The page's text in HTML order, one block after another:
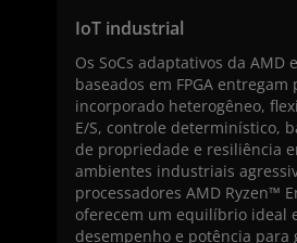
IoT industrial
Os SoCs adaptativos da AMD
baseados em FPGA
incorporado heterogêneo,
E/S, controle determinístico,
de propriedade e resiliência
ambientes industriais
processadores AMD Ryzen™
oferecem um equilíbrio ideal
desempenho e potência para